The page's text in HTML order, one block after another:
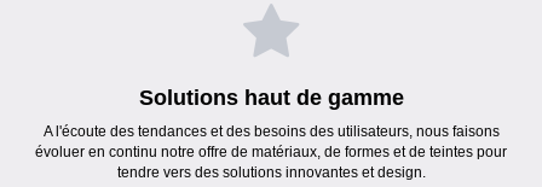
Solutions haut de gamme
A l'écoute des tendances et des besoins des utilisateurs, nous faisons
évoluer en continu notre offre de matériaux, de formes et de teintes pour
tendre vers des solutions innovantes et design.